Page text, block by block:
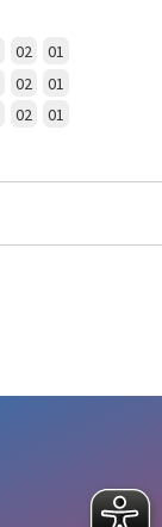
02 01
02 01
02
01